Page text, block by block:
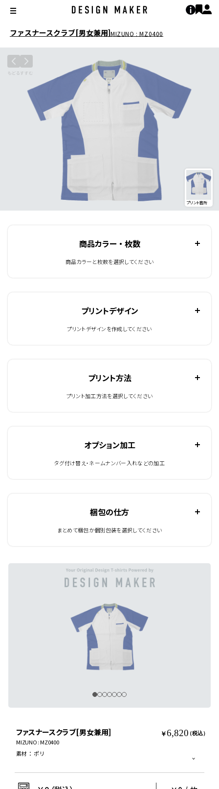
ファスナースクラブ[男女兼用]MIZUNO : MZ0400
プリント箇所
商品カラー ・ 枚数
商品カラーと枚数を選択してください
プリントデザイン
プリントデザインを作成してください
プリント方法
プリント加工方法を選択してください
オプション加工
タグ付け替え・ネームナンバー入れなどの加工
梱包の仕方
まとめて梱包か個別包装を選択してください
ファスナースクラブ[男女兼用] ￥6,820（税込）
MIZUNO : MZ0400
素材 ：ポリ